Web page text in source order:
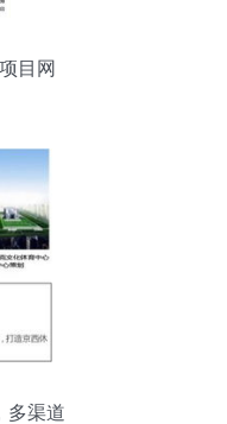
目网
多渠道